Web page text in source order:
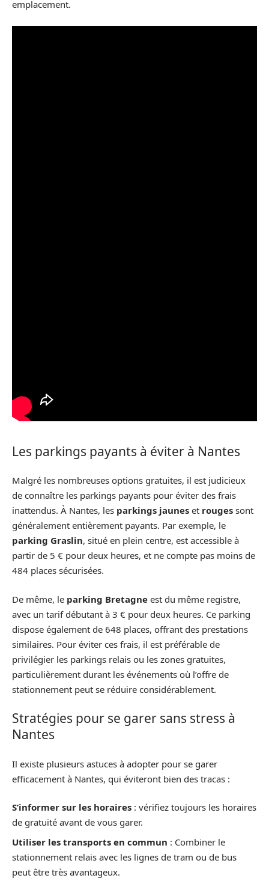
emplacement.
Les parkings payants à éviter à Nantes
Malgré les nombreuses options gratuites, il est judicieux
de connaître les parkings payants pour éviter des frais
inattendus. À Nantes, les parkings jaunes et rouges sont
généralement entièrement payants. Par exemple, le
parking Graslin, situé en plein centre, est accessible à
partir de 5 € pour deux heures, et ne compte pas moins de
484 places sécurisées.
De même, le parking Bretagne est du même registre,
avec un tarif débutant à 3 € pour deux heures. Ce parking
dispose également de 648 places, offrant des prestations
similaires. Pour éviter ces frais, il est préférable de
privilégier les parkings relais ou les zones gratuites,
particulièrement durant les événements où l’offre de
stationnement peut se réduire considérablement.
Stratégies pour se garer sans stress à
Nantes
Il existe plusieurs astuces à adopter pour se garer
efficacement à Nantes, qui éviteront bien des tracas :
S’informer sur les horaires : vérifiez toujours les horaires
de gratuité avant de vous garer.
Utiliser les transports en commun : Combiner le
stationnement relais avec les lignes de tram ou de bus
peut être très avantageux.